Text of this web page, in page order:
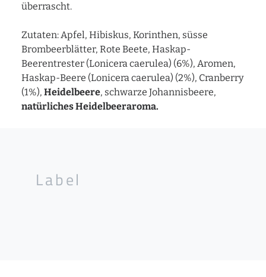
überrascht.
Zutaten: Apfel, Hibiskus, Korinthen, süsse
Brombeerblätter, Rote Beete, Haskap-
Beerentrester (Lonicera caerulea) (6%), Aromen,
Haskap-Beere (Lonicera caerulea) (2%), Cranberry
(1%), Heidelbeere, schwarze Johannisbeere,
natürliches Heidelbeeraroma.
Label